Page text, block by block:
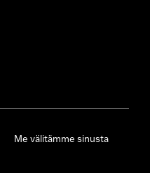
Me välitämme sinusta